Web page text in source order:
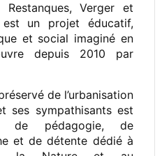
Verger et
est un projet éducatif,
et social imaginé en
depuis 2010 par
de l’urbanisation
ses sympathisants est
de pédagogie, de
et de détente dédié à